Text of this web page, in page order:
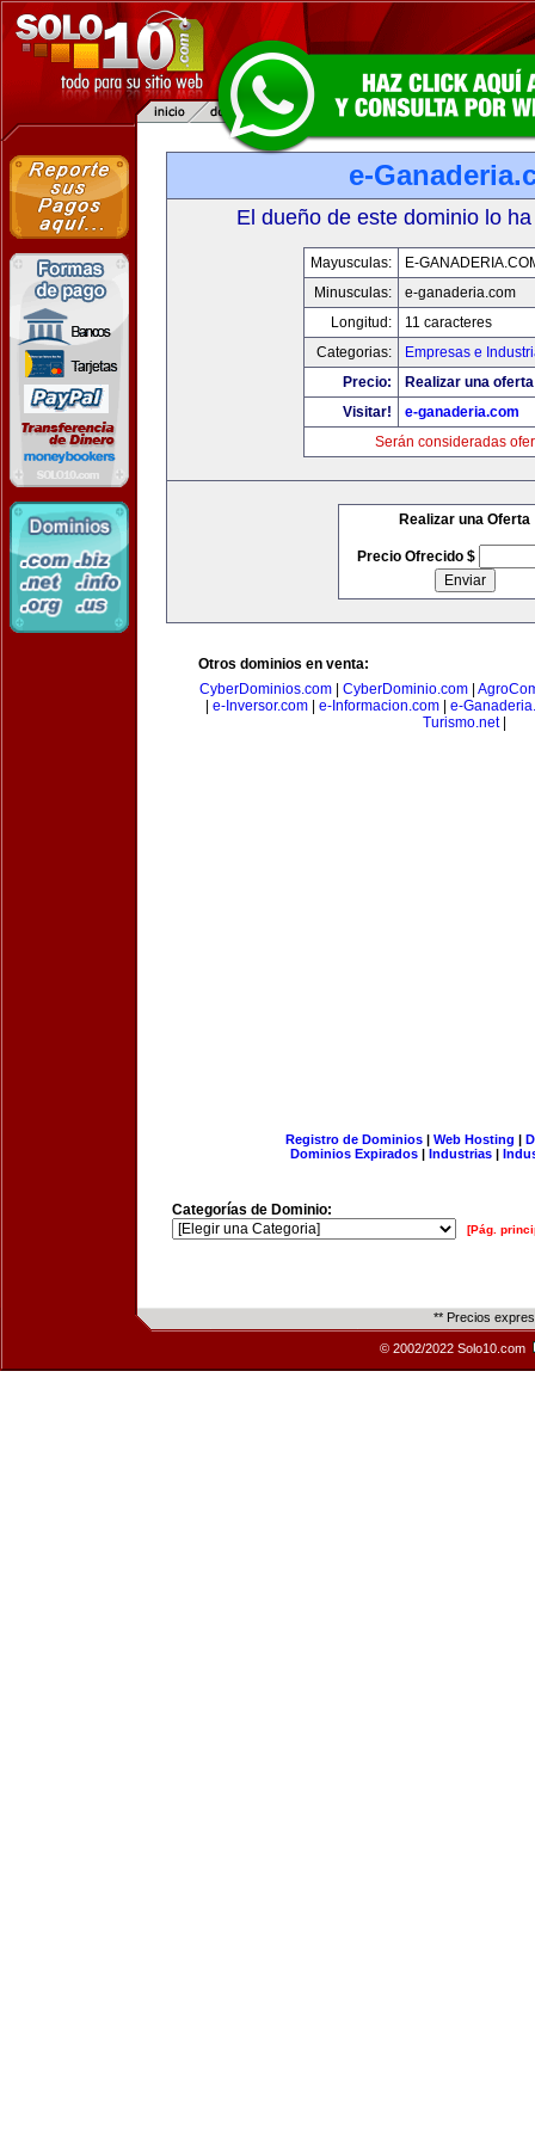
e-
El dueño de este dominio lo
Mayusculas:
E-
Minusculas:
e-ganaderia.com
Longitud:
11 caracteres
Categorias:
Empresas e
Precio:
Realizar una
Visitar!
e-ganaderia.com
Serán consideradas
Realizar una Oferta
Precio Ofrecido $
Otros dominios en venta:
CyberDominios.com| CyberDominio.com|
e-Inversor.com| e-Informacion.com| e-
Turismo.net|
Registro de Dominios| Web Hosting |
Dominios Expirados | Industrias |
Categorías de Dominio:
[Pág.
** Precios
© 2002/2022 Solo10.com